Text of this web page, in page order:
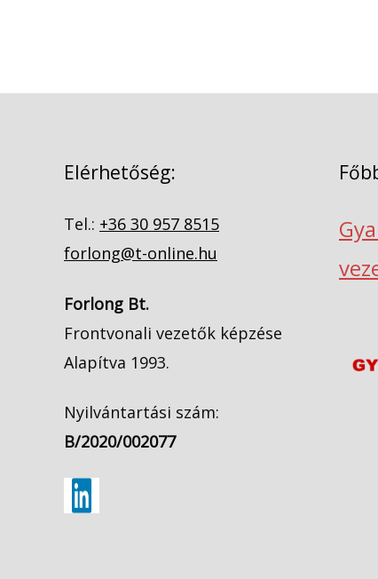
Elérhetőség:
Tel.: +36 30 957 8515
forlong@t-online.hu
Forlong Bt.
Frontvonali vezetők képzése
Alapítva 1993.
Nyilvántartási szám:
B/2020/002077